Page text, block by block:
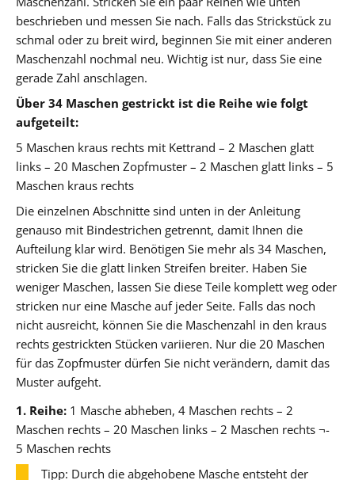
beschrieben und messen Sie nach. Falls das Strickstück zu
schmal oder zu breit wird, beginnen Sie mit einer anderen
Maschenzahl nochmal neu. Wichtig ist nur, dass Sie eine
gerade Zahl anschlagen.
Über 34 Maschen gestrickt ist die Reihe wie folgt
aufgeteilt:
5 Maschen kraus rechts mit Kettrand – 2 Maschen glatt
links – 20 Maschen Zopfmuster – 2 Maschen glatt links – 5
Maschen kraus rechts
Die einzelnen Abschnitte sind unten in der Anleitung
genauso mit Bindestrichen getrennt, damit Ihnen die
Aufteilung klar wird. Benötigen Sie mehr als 34 Maschen,
stricken Sie die glatt linken Streifen breiter. Haben Sie
weniger Maschen, lassen Sie diese Teile komplett weg oder
stricken nur eine Masche auf jeder Seite. Falls das noch
nicht ausreicht, können Sie die Maschenzahl in den kraus
rechts gestrickten Stücken variieren. Nur die 20 Maschen
für das Zopfmuster dürfen Sie nicht verändern, damit das
Muster aufgeht.
1. Reihe: 1 Masche abheben, 4 Maschen rechts – 2
Maschen rechts – 20 Maschen links – 2 Maschen rechts ¬-
5 Maschen rechts
Tipp: Durch die abgehobene Masche entsteht der